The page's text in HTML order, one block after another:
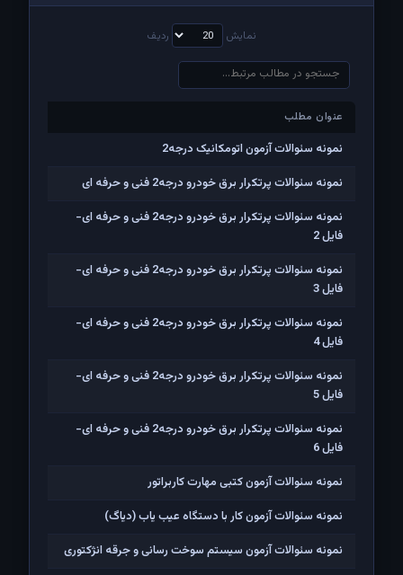
نمایش ردیف
عنوان مطلب
عنوان مطلب
نمونه سئوالات آزمون اتومکانیک درجه2
نمونه سئوالات پرتکرار برق خودرو درجه2 فنی و حرفه ای
نمونه سئوالات پرتکرار برق خودرو درجه2 فنی و حرفه ای-
فایل 2
نمونه سئوالات پرتکرار برق خودرو درجه2 فنی و حرفه ای-
فایل 3
نمونه سئوالات پرتکرار برق خودرو درجه2 فنی و حرفه ای-
فایل 4
نمونه سئوالات پرتکرار برق خودرو درجه2 فنی و حرفه ای-
فایل 5
نمونه سئوالات پرتکرار برق خودرو درجه2 فنی و حرفه ای-
فایل 6
نمونه سئوالات آزمون کتبی مهارت کاربراتور
نمونه سئوالات آزمون کار با دستگاه عیب یاب (دیاگ)
نمونه سئوالات آزمون سیستم سوخت رسانی و جرقه انژکتوری